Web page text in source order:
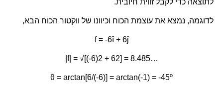
לתוצאה כדי לקבל זווית חיובית.
לדוגמה, נמצא את עוצמת הכוח וכיוונו של ווקטור הכוח הבא,
f = -6î + 6ĵ
|f| = √[(-6)2 + 62] = 8.485…
θ = arctan[6/(-6)] = arctan(-1) = -45º